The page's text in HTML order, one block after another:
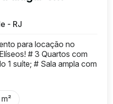
- RJ
para locação no
# 3 Quartos com
1 suíte; # Sala ampla com